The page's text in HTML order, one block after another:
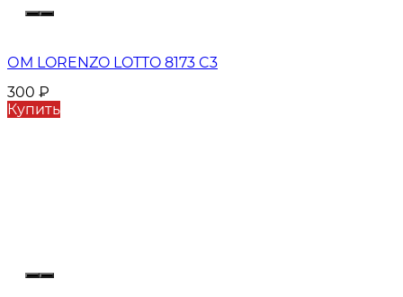
ОМ LORENZO LOTTO 8173 C3
300 ₽
Купить